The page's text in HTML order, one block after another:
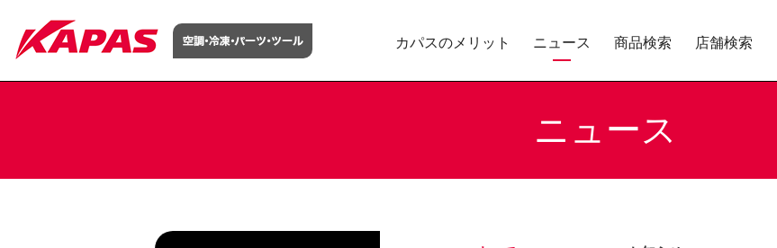
カパスのメリット ニュース 商品検索 店舗検索
ニュース